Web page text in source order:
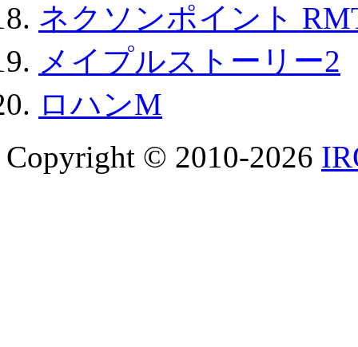
ネクソンポイント
メイプルストーリー2
ロハンM
Copyright © 2010-2026